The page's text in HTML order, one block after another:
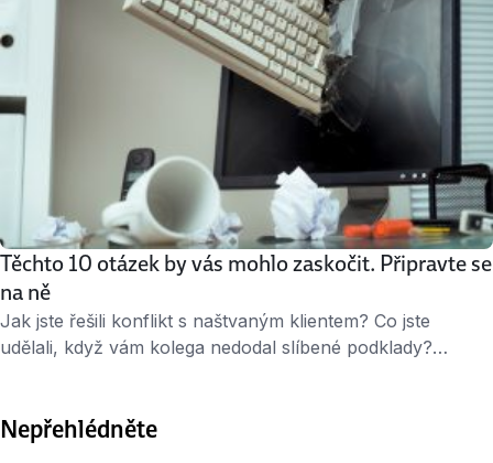
Těchto 10 otázek by vás mohlo zaskočit. Připravte se
na ně
Jak jste řešili konflikt s naštvaným klientem? Co jste
udělali, když vám kolega nedodal slíbené podklady?
situacích − včetně těch vypjatých. Udělají si obrázek
Nepřehlédněte